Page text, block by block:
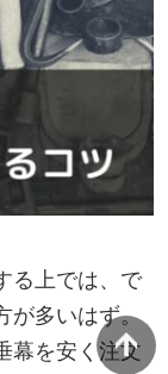
る上では、で
が多いはず。
幕を安く注文